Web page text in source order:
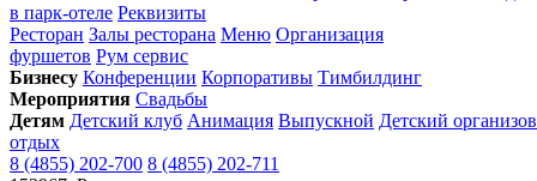
в парк-отеле Реквизиты
Ресторан Залы ресторана Меню Организация
фуршетов Рум сервис
Бизнесу Конференции Корпоративы Тимбилдинг
Мероприятия Свадьбы
Детям Детский клуб Анимация Выпускной Детский
отдых
8 (4855) 202-700 8 (4855) 202-711